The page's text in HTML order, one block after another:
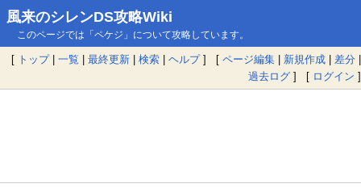
風来のシレンDS攻略Wiki
このページでは「ペケジ」について攻略しています。
[ トップ| 一覧 | 最終更新 | 検索 | ヘルプ] [ ページ編集 | 新規作成 | 差分 |
過去ログ ] [ ログイン ]